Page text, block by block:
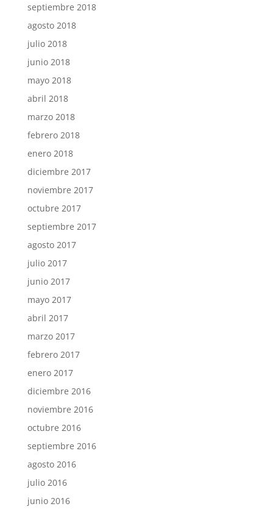
septiembre 2018
agosto 2018
julio 2018
junio 2018
mayo 2018
abril 2018
marzo 2018
febrero 2018
enero 2018
diciembre 2017
noviembre 2017
octubre 2017
septiembre 2017
agosto 2017
julio 2017
junio 2017
mayo 2017
abril 2017
marzo 2017
febrero 2017
enero 2017
diciembre 2016
noviembre 2016
octubre 2016
septiembre 2016
agosto 2016
julio 2016
junio 2016